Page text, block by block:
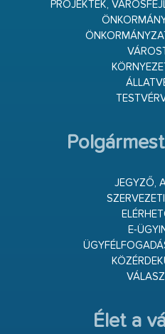
PROJEKTEK,
JEGYZŐ,
E-
Élet a